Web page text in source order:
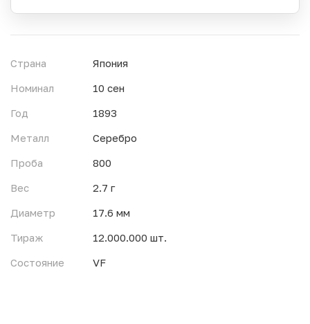
Период действия акции:
1дн. ч.
Страна
Япония
Номинал
10 сен
Год
1893
Металл
Серебро
Проба
800
Вес
2.7 г
Диаметр
17.6 мм
Тираж
12.000.000 шт.
Состояние
VF